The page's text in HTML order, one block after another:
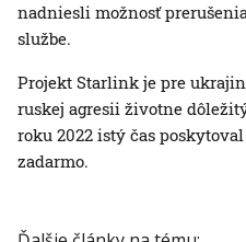
nadniesli možnosť
službe.
Projekt Starlink je pre
ruskej agresii životne
roku 2022 istý čas
zadarmo.